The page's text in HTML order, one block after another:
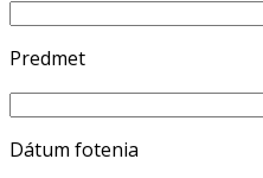
Predmet
Dátum fotenia